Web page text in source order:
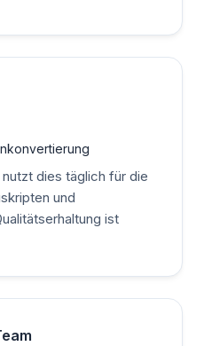
dies täglich für die
und
ist